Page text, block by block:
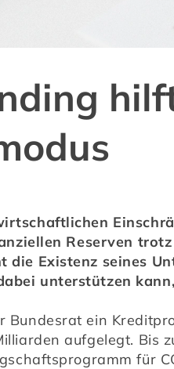
Reserven
die Existenz seines
unterstützen
ein
aufgelegt. Bis
für